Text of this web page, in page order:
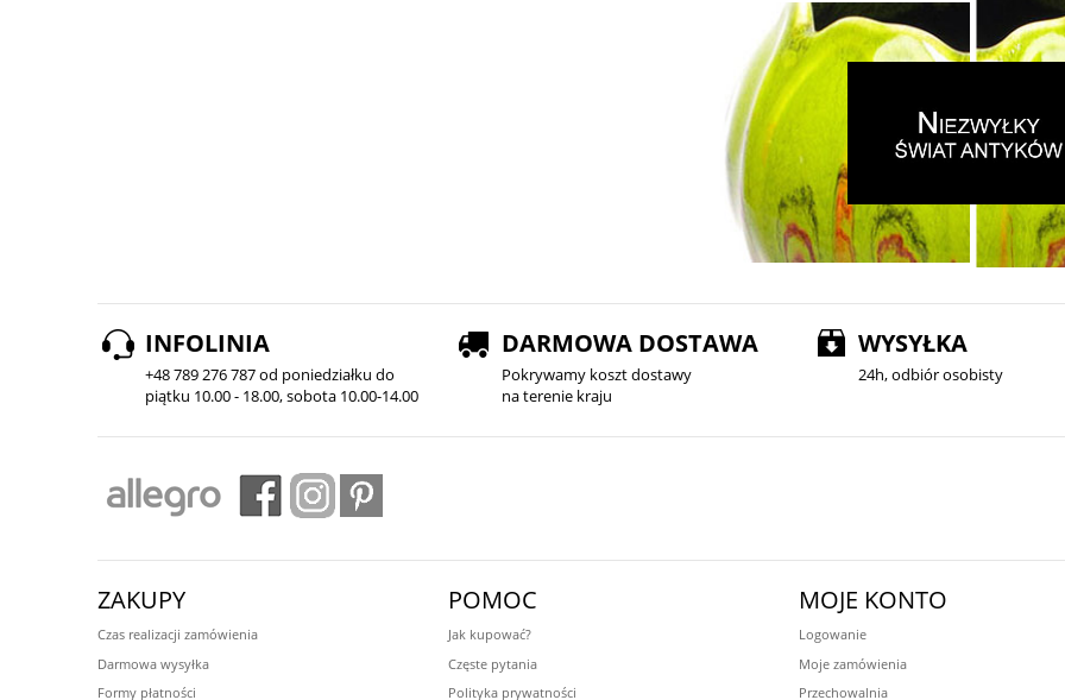
INFOLINIA
+48 789 276 787 od poniedziałku do
piątku 10.00 - 18.00, sobota 10.00-14.00
DARMOWA DOSTAWA
Pokrywamy koszt dostawy
na terenie kraju
WYSYŁKA
24h, odbiór osobisty
ZAKUPY
Czas realizacji zamówienia
Darmowa wysyłka
Formy płatności
POMOC
Jak kupować?
Częste pytania
Polityka prywatności
MOJE KONTO
Logowanie
Moje zamówienia
Przechowalnia